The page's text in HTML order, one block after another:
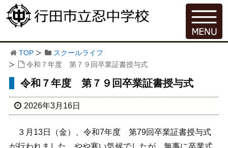
TOP
スクールライフ
令和７年度 第７９回卒業証書授与式
令和７年度 第７９回卒業証書授与式
2026年3月16日
３月13日（金）、令和7年度 第79回卒業証書授与式
が行われました。やや寒い気候でしたが、無事に卒業式